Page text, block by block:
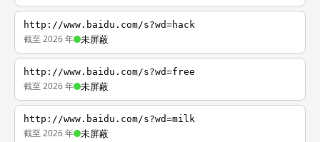
http://www.baidu.com/s?wd=hack
截至 2026 年 未屏蔽
http://www.baidu.com/s?wd=free
截至 2026 年 未屏蔽
http://www.baidu.com/s?wd=milk
截至 2026 年 未屏蔽